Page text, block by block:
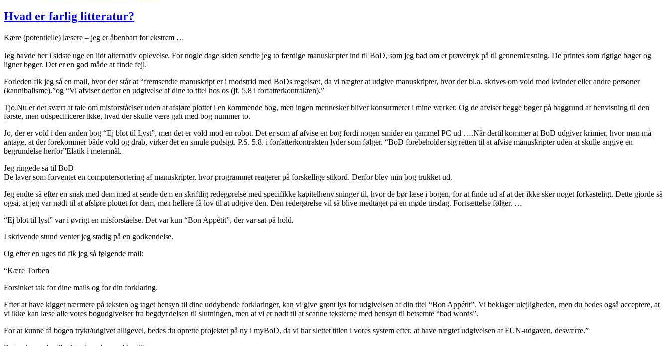
Hvad er farlig litteratur?
Kære (potentielle) læsere – jeg er åbenbart for ekstrem …
Jeg havde her i sidste uge en lidt alternativ oplevelse. For nogle dage siden sendte jeg to færdige manuskripter ind til BoD, som jeg bad om et prøvetryk på til gennemlæsning. De printes som rigtige bøger og
ligner bøger. Det er en god måde at finde fejl.
Forleden fik jeg så en mail, hvor der står at “fremsendte manuskript er i modstrid med BoDs regelsæt, da vi nægter at udgive manuskripter, hvor der bl.a. skrives om vold mod kvinder eller andre personer
(kannibalisme).”og “Vi afviser derfor en udgivelse af dine to titel hos os (jf. 5.8 i forfatterkontrakten).”
Tjo.Nu er det svært at tale om misforståelser uden at afsløre plottet i en kommende bog, men ingen mennesker bliver konsurmeret i mine værker. Og de afviser begge bøger på baggrund af henvisning til den
første, men udspecificerer ikke, hvad der skulle være galt med bog nummer to.
Jo, der er vold i den anden bog “Ej blot til Lyst”, men det er vold mod en robot. Det er som af afvise en bog fordi nogen smider en gammel PC ud ….Når dertil kommer at BoD udgiver krimier, hvor man må
antage, at der forekommer både vold og drab, virker det en smule pudsigt. P.S. 5.8. i forfatterkontrakten lyder som følger. “BoD forebeholder sig retten til at afvise manuskripter uden at skulle angive en
begrundelse herfor”Elatik i metermål.
Jeg ringede så til BoD
De laver som forventet en computersortering af manuskripter, hvor programmet reagerer på forskellige stikord. Derfor blev min bog trukket ud.
Jeg endte så efter en snak med dem med at sende dem en skriftlig redegørelse med specifikke kapitelhenvisninger til, hvor de bør læse i bogen, for at finde ud af at der ikke sker noget forkasteligt. Dette gjorde så
også, at jeg var nødt til at afsløre plottet for dem, men hellere få lov til at udgive den. Den redegørelse vil så blive medtaget på en møde tirsdag. Fortsættelse følger. …
“Ej blot til lyst” var i øvrigt en misforståelse. Det var kun “Bon Appétit”, der var sat på hold.
I skrivende stund venter jeg stadig på en godkendelse.
Og efter en uges tid fik jeg så følgende mail:
“Kære Torben
Forsinket tak for dine mails og for din forklaring.
Efter at have kigget nærmere på teksten og taget hensyn til dine uddybende forklaringer, kan vi give grønt lys for udgivelsen af din titel “Bon Appétit”. Vi beklager ulejligheden, men du bedes også acceptere, at
vi ikke kan læse alle vores bogudgivelser fra begdyndelsen til slutningen, men at vi er nødt til at scanne teksterne med hensyn til betsemte “bad words”.
For at kunne få bogen trykt/udgivet alligevel, bedes du oprette projektet på ny i myBoD, da vi har slettet titlen i vores system efter, at have nægtet udgivelsen af FUN-udgaven, desværre.”